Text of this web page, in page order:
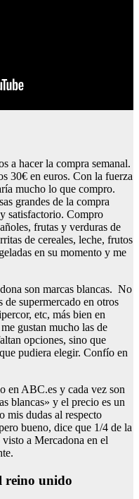
a hacer la compra semanal.
30€ en euros. Con la fuerza
mucho lo que compro.
grandes de la compra
satisfactorio. Compro
frutas y verduras de
de cereales, leche, frutos
en su momento y me
son marcas blancas. No
de supermercado en otros
etc, más bien en
gustan mucho las de
opciones, sino que
pudiera elegir. Confío en
en ABC.es y cada vez son
blancas» y el precio es un
mis dudas al respecto
bueno, dice que 1/4 de la
a Mercadona en el
reino unido